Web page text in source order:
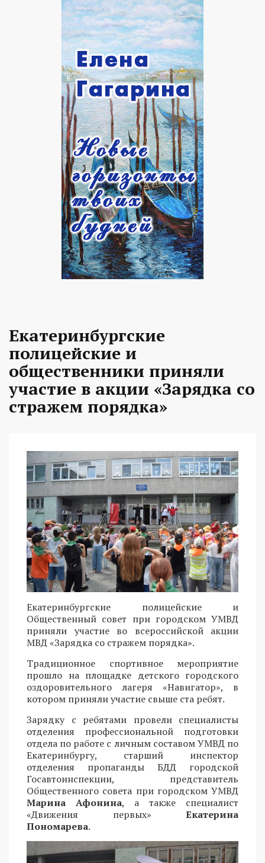
Екатеринбургские
полицейские и
общественники приняли
участие в акции «Зарядка со
стражем порядка»
Екатеринбургские полицейские и
Общественный совет при городском УМВД
приняли участие во всероссийской акции
МВД «Зарядка со стражем порядка».
Традиционное спортивное мероприятие
прошло на площадке детского городского
оздоровительного лагеря «Навигатор», в
котором приняли участие свыше ста ребят.
Зарядку с ребятами провели специалисты
отделения профессиональной подготовки
отдела по работе с личным составом УМВД по
Екатеринбургу, старший инспектор
отделения пропаганды БДД городской
Госавтоинспекции, представитель
Общественного совета при городском УМВД
Марина Афонина, а также специалист
«Движения первых» Екатерина
Пономарева.